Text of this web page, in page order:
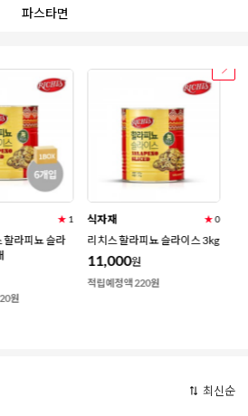
파스타면
리치스 할라피뇨 슬라이스 3kg
적립예정액 220원
[BOX[ 델솔 할라
최신순